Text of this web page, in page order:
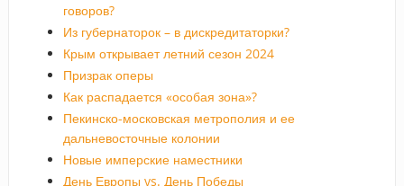
говоров?
Из губернаторок – в дискредитаторки?
Крым открывает летний сезон 2024
Призрак оперы
Как распадается «особая зона»?
Пекинско-московская метрополия и ее
дальневосточные колонии
Новые имперские наместники
День Европы vs. День Победы